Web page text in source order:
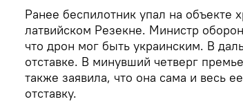
Ранее беспилотник упал на объекте
латвийском Резекне. Министр
что дрон мог быть украинским. В
отставке. В минувший четверг
также заявила, что она сама и весь
отставку.